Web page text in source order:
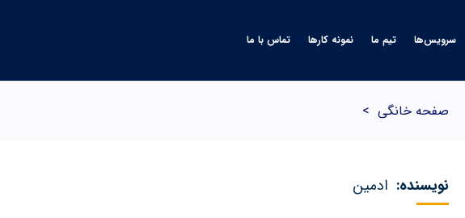
سرویس‌ها تیم ما نمونه کارها تماس با ما
صفحه خانگی >
نویسنده: ادمین